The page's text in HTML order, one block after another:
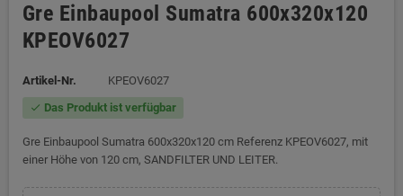
Gre Einbaupool Sumatra 600x320x120
KPEOV6027
Artikel-Nr. KPEOV6027
check Das Produkt ist verfügbar
Gre Einbaupool Sumatra 600x320x120 cm Referenz KPEOV6027, mit
einer Höhe von 120 cm, SANDFILTER UND LEITER.